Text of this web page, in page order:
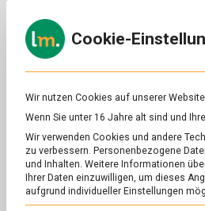
to
content
Cookie-
Wir nutzen Cookies auf unserer
Wenn Sie unter 16 Jahre alt sind und
Wir verwenden Cookies und andere
zu verbessern. Personenbezogene
und Inhalten. Weitere Informationen
Ihrer Daten einzuwilligen, um dieses
aufgrund individueller Einstellungen